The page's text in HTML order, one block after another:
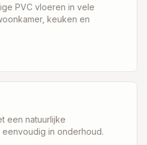
PVC vloeren in vele
keuken en
een natuurlijke
eenvoudig in onderhoud.